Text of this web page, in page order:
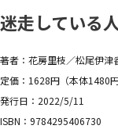
迷走している
著者：花房里枝／松尾伊津
定価：1628円（本体1480
発行日：2022/5/11
ISBN：9784295406730